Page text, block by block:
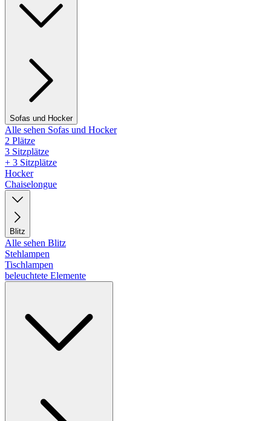
Sofas und Hocker
Alle sehen Sofas und Hocker
2 Plätze
3 Sitzplätze
+ 3 Sitzplätze
Hocker
Chaiselongue
Blitz
Alle sehen Blitz
Stehlampen
Tischlampen
beleuchtete Elemente